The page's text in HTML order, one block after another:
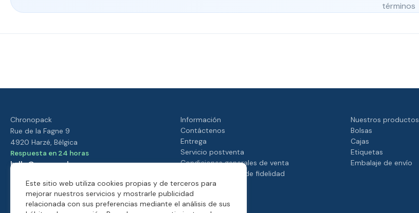
términos
Este sitio web utiliza cookies propias y de terceros para
mejorar nuestros servicios y mostrarle publicidad
relacionada con sus preferencias mediante el análisis de sus
Chronopack
Rue de la Fagne 9
4920 Harzé, Bélgica
Respuesta en 24 horas
hello@moonpack.com
Chronopack
Quiénes somos
Información
Contáctenos
Entrega
Servicio postventa
Condiciones generales de venta
Nuestro programa de fidelidad
Nuestros productos
Bolsas
Cajas
Etiquetas
Embalaje de envío